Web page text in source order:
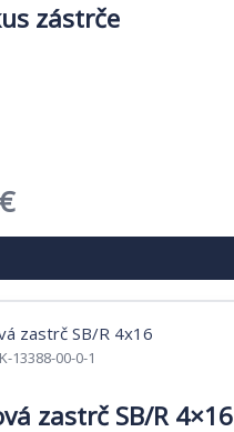
zástrče
€Aktuálna
cena
je:
7,45 €.
K-13388-00-0-1
zastrč SB/R 4×16